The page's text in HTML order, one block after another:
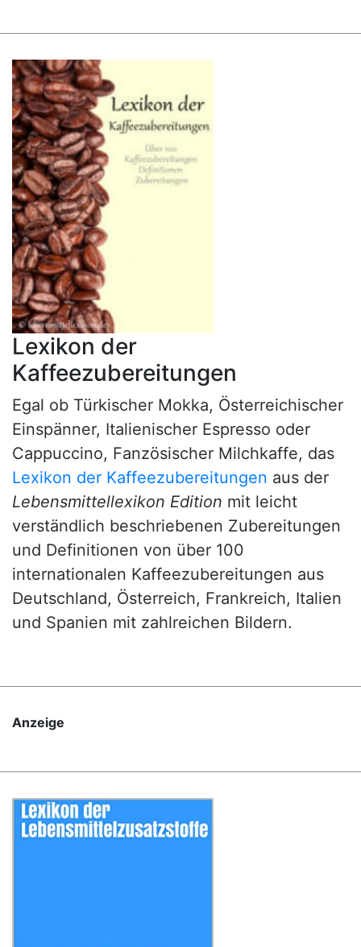
Lexikon der
Kaffeezubereitungen
Egal ob Türkischer Mokka, Österreichischer
Einspänner, Italienischer Espresso oder
Cappuccino, Fanzösischer Milchkaffe, das
Lexikon der Kaffeezubereitungen aus der
Lebensmittellexikon Edition mit leicht
verständlich beschriebenen Zubereitungen
und Definitionen von über 100
internationalen Kaffeezubereitungen aus
Deutschland, Österreich, Frankreich, Italien
und Spanien mit zahlreichen Bildern.
Anzeige